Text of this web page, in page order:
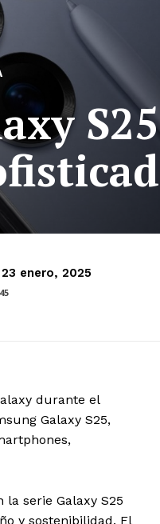
23 enero, 2025
durante el
Galaxy S25,
serie Galaxy S25
y sostenibilidad. El